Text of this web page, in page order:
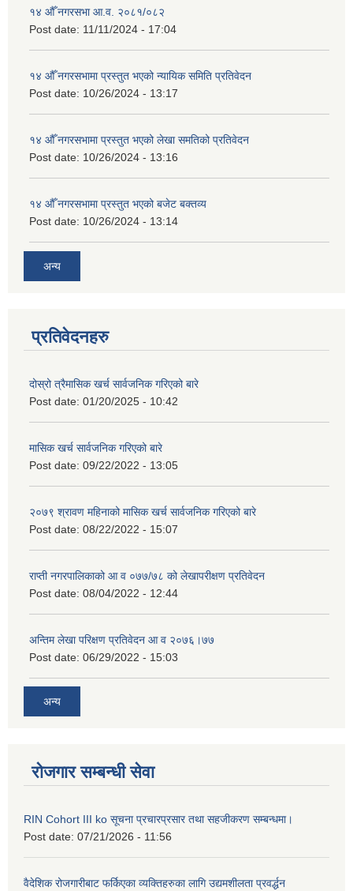
१४ औँ नगरसभा आ.व. २०८१/०८२
Post date: 11/11/2024 - 17:04
१४ औँ नगरसभामा प्रस्तुत भएको न्यायिक समिति प्रतिवेदन
Post date: 10/26/2024 - 13:17
१४ औँ नगरसभामा प्रस्तुत भएको लेखा समतिको प्रतिवेदन
Post date: 10/26/2024 - 13:16
१४ औँ नगरसभामा प्रस्तुत भएको बजेट बक्तव्य
Post date: 10/26/2024 - 13:14
अन्य
प्रतिवेदनहरु
दोस्रो त्रैमासिक खर्च सार्वजनिक गरिएको बारे
Post date: 01/20/2025 - 10:42
मासिक खर्च सार्वजनिक गरिएको बारे
Post date: 09/22/2022 - 13:05
२०७९ श्रावण महिनाको मासिक खर्च सार्वजनिक गरिएको बारे
Post date: 08/22/2022 - 15:07
राप्ती नगरपालिकाको आ व ०७७/७८ को लेखापरीक्षण प्रतिवेदन
Post date: 08/04/2022 - 12:44
अन्तिम लेखा परिक्षण प्रतिवेदन आ व २०७६।७७
Post date: 06/29/2022 - 15:03
अन्य
रोजगार सम्बन्धी सेवा
RIN Cohort III ko सूचना प्रचारप्रसार तथा सहजीकरण सम्बन्धमा।
Post date: 07/21/2026 - 11:56
वैदेशिक रोजगारीबाट फर्किएका व्यक्तिहरुका लागि उद्यमशीलता प्रवर्द्धन